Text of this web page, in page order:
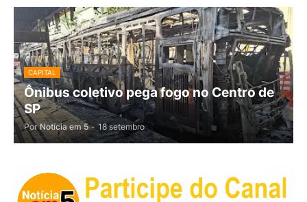
CAPITAL
Ônibus coletivo pega fogo no Centro de
SP
Por Notícia em 5 - 18 setembro